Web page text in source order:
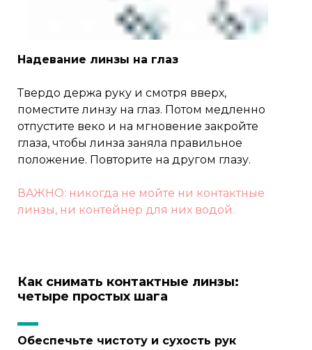
Надевание линзы на глаз
Твердо держа руку и смотря вверх,
поместите линзу на глаз. Потом медленно
отпустите веко и на мгновение закройте
глаза, чтобы линза заняла правильное
положение. Повторите на другом глазу.
ВАЖНО: никогда не мойте ни контактные
линзы, ни контейнер для них водой.
Как снимать контактные линзы:
четыре простых шага
Обеспечьте чистоту и сухость рук